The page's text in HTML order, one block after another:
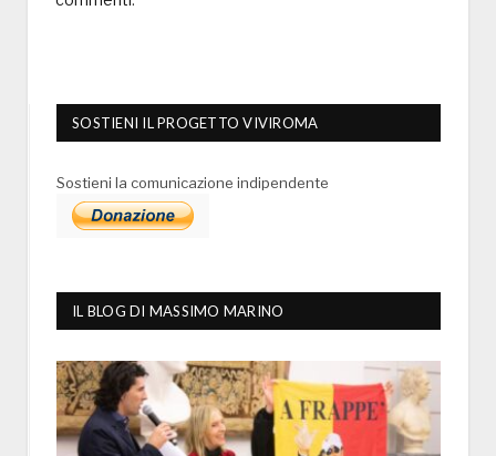
SOSTIENI IL PROGETTO VIVIROMA
Sostieni la comunicazione indipendente
IL BLOG DI MASSIMO MARINO